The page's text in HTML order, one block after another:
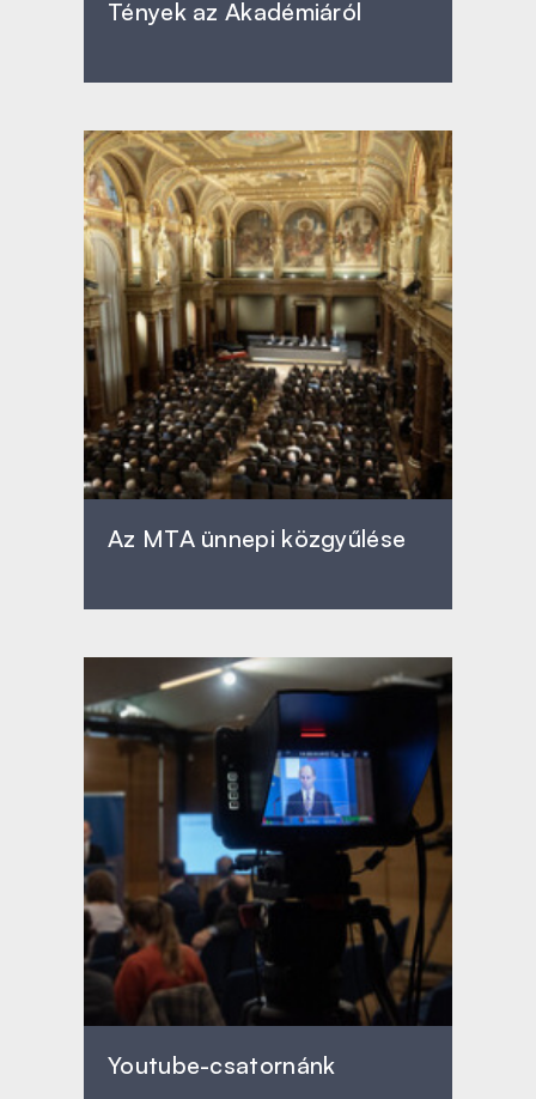
Tények az Akadémiáról
Az MTA ünnepi közgyűlése
Youtube-csatornánk